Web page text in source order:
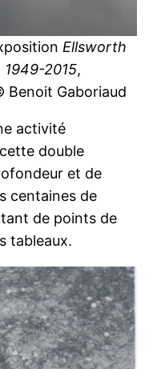
Ellsworth
1949-2015,
Benoit Gaboriaud
activité
double
et de
centaines de
de points de
tableaux.